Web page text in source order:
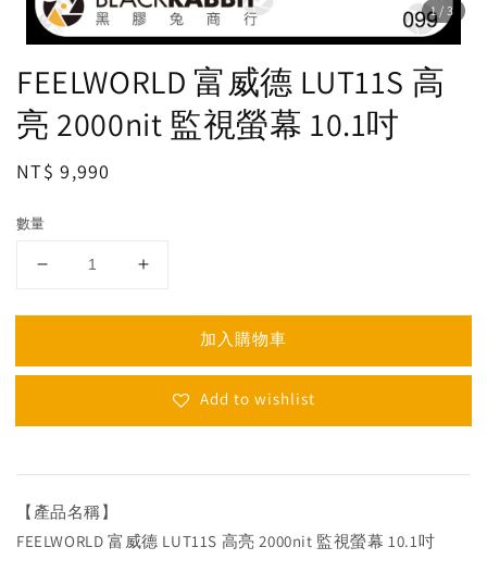
1 /3
FEELWORLD 富威德 LUT11S 高
亮 2000nit 監視螢幕 10.1吋
Regular
NT$ 9,990
數量
加入購物車
Add to wishlist
【產品名稱】
FEELWORLD 富威德 LUT11S 高亮 2000nit 監視螢幕 10.1吋